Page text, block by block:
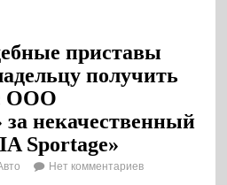
приставы
получить
ООО
некачественный
Sportage»
Нет комментариев